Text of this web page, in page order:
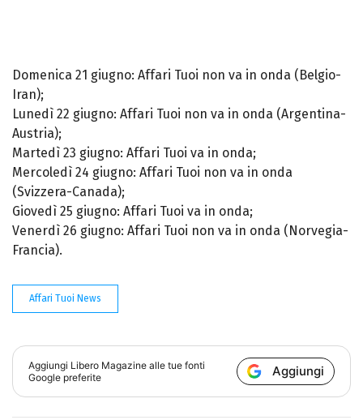
Domenica 21 giugno: Affari Tuoi non va in onda (Belgio-
Iran);
Lunedì 22 giugno: Affari Tuoi non va in onda (Argentina-
Austria);
Martedì 23 giugno: Affari Tuoi va in onda;
Mercoledì 24 giugno: Affari Tuoi non va in onda
(Svizzera-Canada);
Giovedì 25 giugno: Affari Tuoi va in onda;
Venerdì 26 giugno: Affari Tuoi non va in onda (Norvegia-
Francia).
Affari Tuoi News
Aggiungi Libero Magazine alle tue fonti
Google preferite
Aggiungi